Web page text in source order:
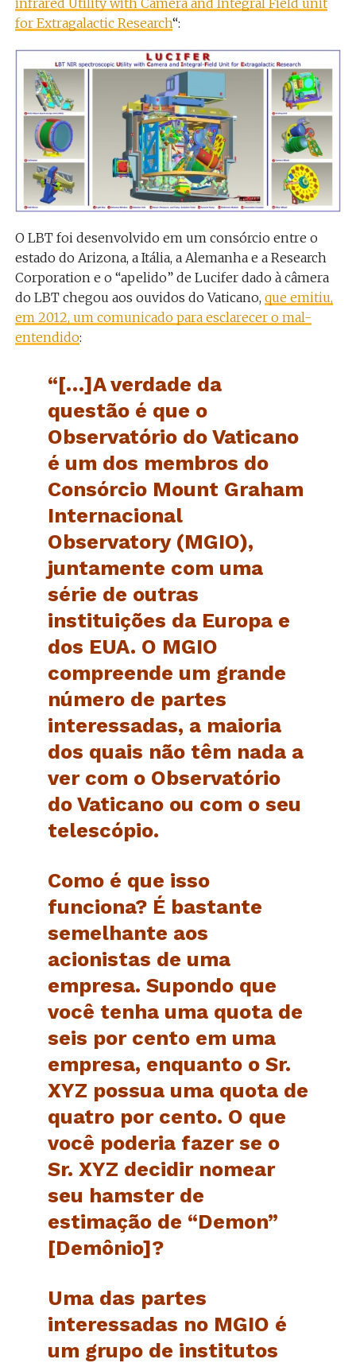
for Extragalactic Research“:
O LBT foi desenvolvido em um consórcio entre o
estado do Arizona, a Itália, a Alemanha e a Research
Corporation e o “apelido” de Lucifer dado à câmera
do LBT chegou aos ouvidos do Vaticano, que emitiu,
em 2012, um comunicado para esclarecer o mal-
entendido:
“[…]A verdade da
questão é que o
Observatório do Vaticano
é um dos membros do
Consórcio Mount Graham
Internacional
Observatory (MGIO),
juntamente com uma
série de outras
instituições da Europa e
dos EUA. O MGIO
compreende um grande
número de partes
interessadas, a maioria
dos quais não têm nada a
ver com o Observatório
do Vaticano ou com o seu
telescópio.
Como é que isso
funciona? É bastante
semelhante aos
acionistas de uma
empresa. Supondo que
você tenha uma quota de
seis por cento em uma
empresa, enquanto o Sr.
XYZ possua uma quota de
quatro por cento. O que
você poderia fazer se o
Sr. XYZ decidir nomear
seu hamster de
estimação de “Demon”
[Demônio]?
Uma das partes
interessadas no MGIO é
um grupo de institutos